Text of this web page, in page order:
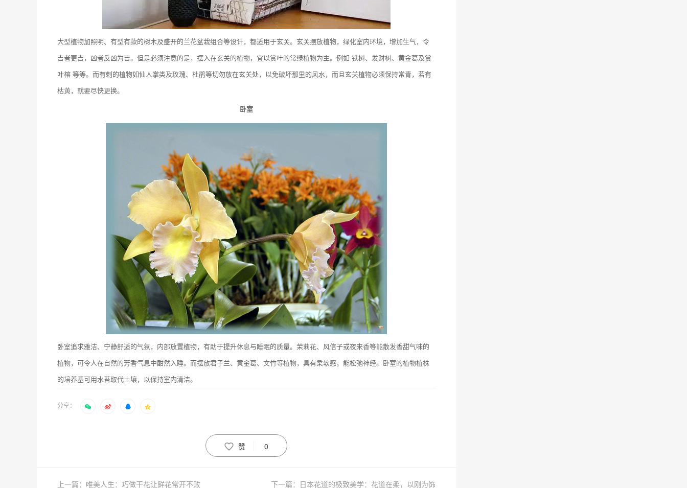
大型植物加照明、有型有款的树木及盛开的兰花盆栽组合等设计，都适用于玄关。玄关摆放植物，绿化室内环境，增加生气，令
吉者更吉，凶者反凶为吉。但是必须注意的是，摆入在玄关的植物，宜以赏叶的常绿植物为主。例如 铁树、发财树、黄金葛及赏
叶榕 等等。而有刺的植物如仙人掌类及玫瑰、杜鹃等切勿放在玄关处，以免破坏那里的风水，而且玄关植物必须保持常青，若有
枯黄，就要尽快更换。
卧室
卧室追求雅洁、宁静舒适的气氛，内部放置植物，有助于提升休息与睡眠的质量。茉莉花、风信子或夜来香等能散发香甜气味的
植物，可令人在自然的芳香气息中酣然入睡。而摆放君子兰、黄金葛、文竹等植物，具有柔软感，能松弛神经。卧室的植物植株
的培养基可用水苔取代土壤，以保持室内清洁。
分享：
赞 0
上一篇：唯美人生：巧做干花让鲜花常开不败 下一篇：日本花道的极致美学：花道在柔，以刚为饰